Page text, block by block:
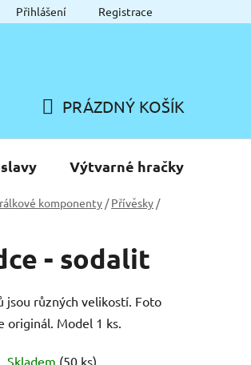
Přihlášení Registrace
KOŠÍK
PRÁZDNÝ KOŠÍK
Výtvarné hračky
komponenty / Přívěsky /
- sodalit
jsou různých velikostí. Foto
originál. Model 1 ks.
Skladem (50 ks)